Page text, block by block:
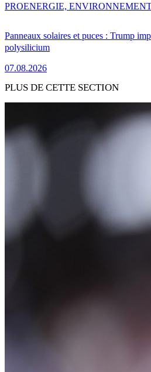
Panneaux solaires et puces : Trump
polysilicium
07.08.2026
PROENERGIE,
PLUS DE CETTE SECTION